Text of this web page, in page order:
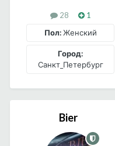
28
1
Пол:Женский
Город:
Санкт_Петербург
Bier